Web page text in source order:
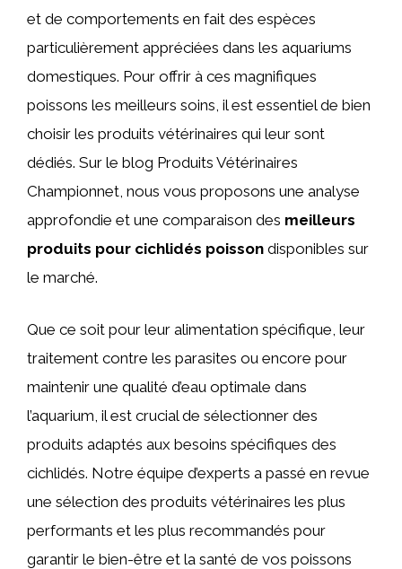
et de comportements en fait des espèces
particulièrement appréciées dans les aquariums
domestiques. Pour offrir à ces magnifiques
poissons les meilleurs soins, il est essentiel de bien
choisir les produits vétérinaires qui leur sont
dédiés. Sur le blog Produits Vétérinaires
Championnet, nous vous proposons une analyse
approfondie et une comparaison des meilleurs
produits pour cichlidés poisson disponibles sur
le marché.
Que ce soit pour leur alimentation spécifique, leur
traitement contre les parasites ou encore pour
maintenir une qualité d’eau optimale dans
l’aquarium, il est crucial de sélectionner des
produits adaptés aux besoins spécifiques des
cichlidés. Notre équipe d’experts a passé en revue
une sélection des produits vétérinaires les plus
performants et les plus recommandés pour
garantir le bien-être et la santé de vos poissons